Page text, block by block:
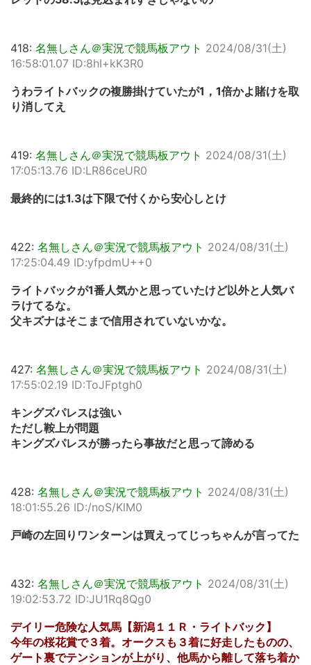
418: 名無しさん＠実況で競馬板アウト 2024/08/31(土)
16:58:01.07 ID:8hI+kK3R0
うわライトバックの複勝掛けていたが1，1倍かよ賭けを取
り消してえ
419: 名無しさん＠実況で競馬板アウト 2024/08/31(土)
17:05:13.76 ID:LR86ceUR0
最終的には1.3は下限で付くから安心しとけ
422: 名無しさん＠実況で競馬板アウト 2024/08/31(土)
17:25:04.49 ID:yfpdmU++0
ライトバックが1番人気かと思っていたけど以外と人気バ
ラけてるな。
父キズナはそこまで信用されていないかな。
427: 名無しさん＠実況で競馬板アウト 2024/08/31(土)
17:55:02.19 ID:ToJFptgh0
キングズパレスは強い
ただし鞍上が問題
キングズパレスが勝ったら事故だと思って諦める
428: 名無しさん＠実況で競馬板アウト 2024/08/31(土)
18:01:55.26 ID:/noS/KlM0
戸崎の左回りワンターンは買えってじっちゃんが言ってた
432: 名無しさん＠実況で競馬板アウト 2024/08/31(土)
19:02:53.72 ID:JU1Rq8Qg0
デイリー危険な人気馬【新潟１１Ｒ・ライトバック】
今年の桜花賞で３着。オークスも３着に好走したものの、
ゲート裏でテンションが上がり、他馬から離して落ち着か